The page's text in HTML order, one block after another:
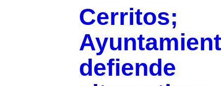
Cerritos;
defiende